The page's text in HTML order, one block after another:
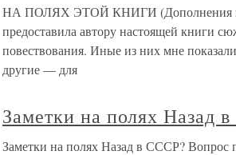
НА ПОЛЯХ ЭТОЙ КНИГИ (Дополнения к
предоставила автору настоящей книги
повествования. Иные из них мне
другие — для
Заметки на полях Назад
Заметки на полях Назад в СССР? Вопрос